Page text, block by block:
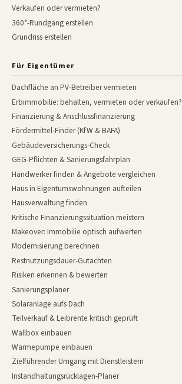
Verkaufen oder vermieten?
360°-Rundgang erstellen
Grundriss erstellen
Für Eigentümer
Dachfläche an PV-Betreiber vermieten
Erbimmobilie: behalten, vermieten oder verkaufen?
Finanzierung & Anschlussfinanzierung
Fördermittel-Finder (KfW & BAFA)
Gebäudeversicherungs-Check
GEG-Pflichten & Sanierungsfahrplan
Handwerker finden & Angebote vergleichen
Haus in Eigentumswohnungen aufteilen
Hausverwaltung finden
Kritische Finanzierungssituation meistern
Makeover: Immobilie optisch aufwerten
Modernisierung berechnen
Restnutzungsdauer-Gutachten
Risiken erkennen & bewerten
Sanierungsplaner
Solaranlage aufs Dach
Teilverkauf & Leibrente kritisch geprüft
Wallbox einbauen
Wärmepumpe einbauen
Zielführender Umgang mit Dienstleistern
Instandhaltungsrücklagen-Planer